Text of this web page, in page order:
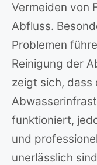
Vermeiden von
Abfluss.
Problemen
Reinigung der
zeigt sich, dass
funktioniert,
und
unerlässlich